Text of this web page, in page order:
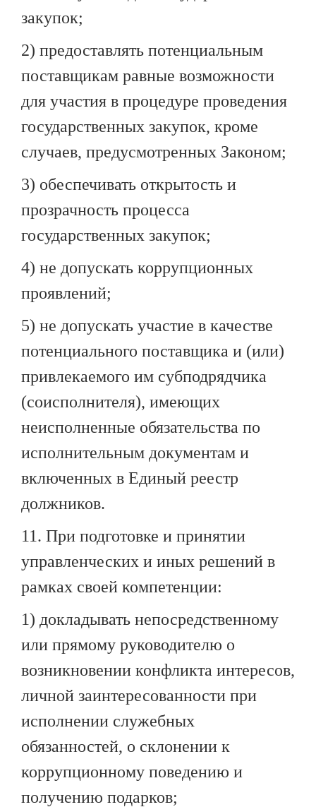
закупок;
2) предоставлять потенциальным
поставщикам равные возможности
для участия в процедуре проведения
государственных закупок, кроме
случаев, предусмотренных Законом;
3) обеспечивать открытость и
прозрачность процесса
государственных закупок;
4) не допускать коррупционных
проявлений;
5) не допускать участие в качестве
потенциального поставщика и (или)
привлекаемого им субподрядчика
(соисполнителя), имеющих
неисполненные обязательства по
исполнительным документам и
включенных в Единый реестр
должников.
11. При подготовке и принятии
управленческих и иных решений в
рамках своей компетенции:
1) докладывать непосредственному
или прямому руководителю о
возникновении конфликта интересов,
личной заинтересованности при
исполнении служебных
обязанностей, о склонении к
коррупционному поведению и
получению подарков;